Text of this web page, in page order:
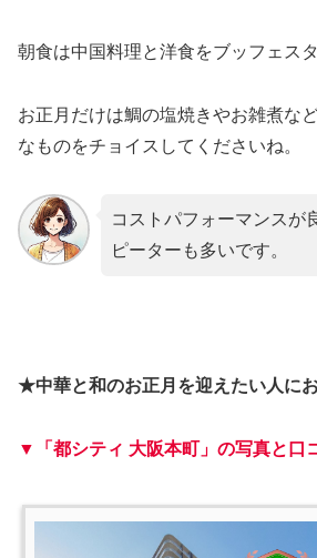
朝食は中国料理と洋食をブッフェスタ
お正月だけは鯛の塩焼きやお雑煮な
なものをチョイスしてくださいね。
コストパフォーマンスが
ピーターも多いです。
★中華と和のお正月を迎えたい人に
▼「都シティ 大阪本町」の写真と口